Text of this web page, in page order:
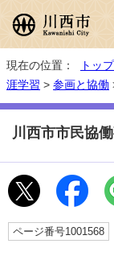
現在の位置： トッ
涯学習 > 参画と協働
川西市市民協
ページ番号1001568